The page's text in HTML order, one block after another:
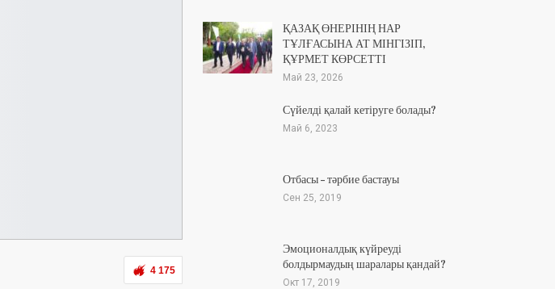
4 175
ҚАЗАҚ ӨНЕРІНІҢ НАР
ТҰЛҒАСЫНА АТ МІНГІЗІП,
ҚҰРМЕТ КӨРСЕТТІ
Май 23, 2026
Сүйелді қалай кетіруге болады?
Май 6, 2023
Отбасы – тәрбие бастауы
Сен 25, 2019
Эмоционалдық күйреуді
болдырмаудың шаралары қандай?
Окт 17, 2019